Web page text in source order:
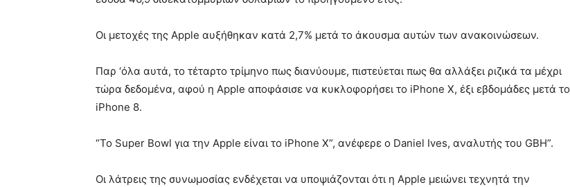
Οι μετοχές της Apple αυξήθηκαν κατά 2,7% μετά το άκουσμα αυτών των ανακοινώσεων.
Παρ ‘όλα αυτά, το τέταρτο τρίμηνο πως διανύουμε, πιστεύεται πως θα αλλάξει ριζικά τα μέχρι
τώρα δεδομένα, αφού η Apple αποφάσισε να κυκλοφορήσει το iPhone X, έξι εβδομάδες μετά το
iPhone 8.
“Το Super Bowl για την Apple είναι το iPhone X”, ανέφερε ο Daniel Ives, αναλυτής του GBH”.
Οι λάτρεις της συνωμοσίας ενδέχεται να υποψιάζονται ότι η Apple μειώνει τεχνητά την